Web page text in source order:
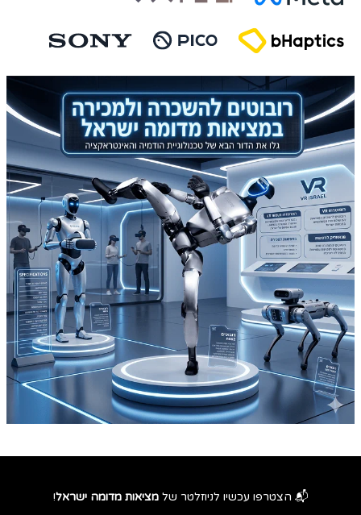
📬 הצטרפו עכשיו לניוזלטר של מציאות מדומה ישראל!